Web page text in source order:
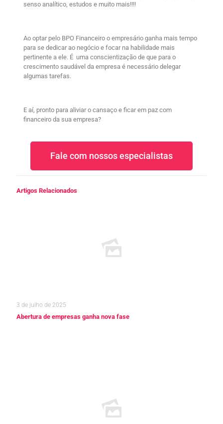
senso analítico, estudos e muito mais!!!!
Ao optar pelo BPO Financeiro o empresário ganha mais tempo
para se dedicar ao negócio e focar na habilidade mais
pertinente a ele. É uma conscientização de que para o
crescimento saudável da empresa é necessário delegar
algumas tarefas.
E aí, pronto para aliviar o cansaço e ficar em paz com
financeiro da sua empresa?
Fale com nossos especialistas
Artigos Relacionados
3 de julho de 2025
Abertura de empresas ganha nova fase